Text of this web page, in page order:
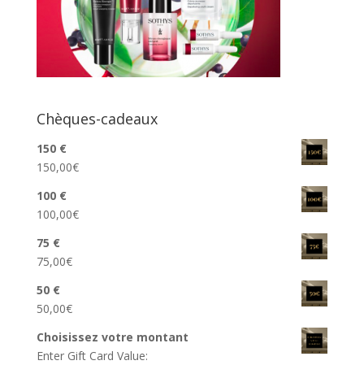
Chèques-cadeaux
150 €
150,00€
100 €
100,00€
75 €
75,00€
50 €
50,00€
Choisissez votre montant
Enter Gift Card Value: